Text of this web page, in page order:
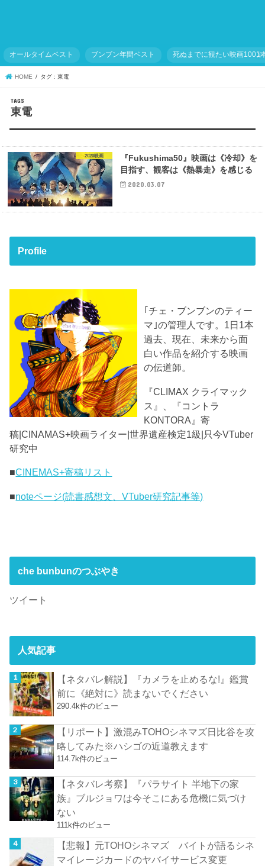
オールタイムベスト ブンブン年間ベスト 死ぬまでに観たい映画1001
HOME タグ : 東電
東電
2020映画
『Fukushima50』映画は《冷却》を
目指す、観客は《熱暴走》を感じる
2020.03.07
Profile
｢チェ・ブンブンのティー
マ｣の管理人です。1日1本
過去、現在、未来から面
白い作品を紹介する映画
の伝道師。
『CLIMAX クライマック
ス』、『コントラ
KONTORA』寄
稿|CINAMAS+映画ライター|世界遺産検定1級|只今VTuber
研究中
■CINEMAS+寄稿リスト
■noteページ(読書感想文、VTuber研究記事等)
che bunbunのつぶやき
ツイート
人気記事
【ネタバレ解説】『カメラを止めるな!』鑑賞
前に《絶対に》読まないでください
290.4k件のビュー
【リポート】激混みTOHOシネマズ日比谷を攻
略してみた※ハシゴの近道教えます
114.7k件のビュー
【ネタバレ考察】『パラサイト 半地下の家
族』ブルジョワは今そこにある危機に気づけ
ない
111k件のビュー
【悲報】元TOHOシネマズ バイトが語るシネ
マイレージカードのヤバイサービス変更